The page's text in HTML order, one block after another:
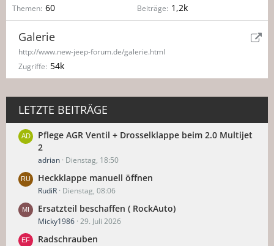
Themen 60 Beiträge 1,2k
Galerie
http://www.new-jeep-forum.de/galerie.html
Zugriffe 54k
LETZTE BEITRÄGE
Pflege AGR Ventil + Drosselklappe beim 2.0 Multijet
2
adrian Dienstag, 18:50
Heckklappe manuell öffnen
RudiR Dienstag, 08:06
Ersatzteil beschaffen ( RockAuto)
Micky1986 29. Juli 2026
Radschrauben